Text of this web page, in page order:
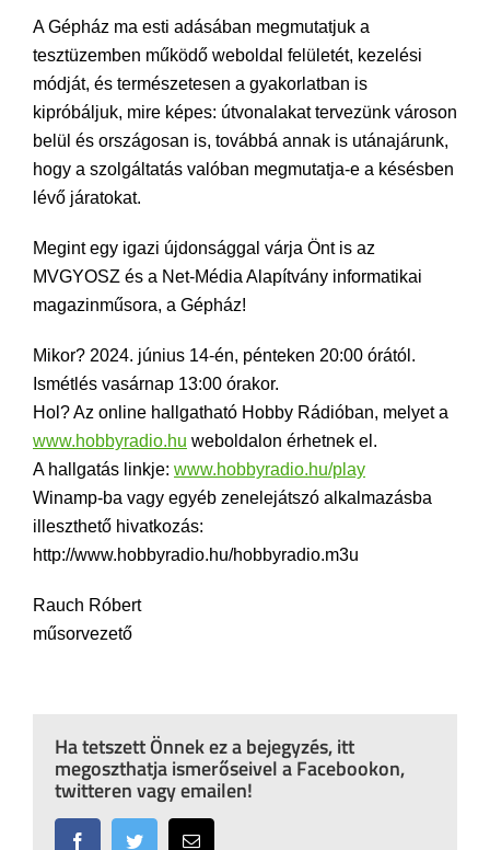
A Gépház ma esti adásában megmutatjuk a
tesztüzemben működő weboldal felületét, kezelési
módját, és természetesen a gyakorlatban is
kipróbáljuk, mire képes: útvonalakat tervezünk városon
belül és országosan is, továbbá annak is utánajárunk,
hogy a szolgáltatás valóban megmutatja-e a késésben
lévő járatokat.
Megint egy igazi újdonsággal várja Önt is az
MVGYOSZ és a Net-Média Alapítvány informatikai
magazinműsora, a Gépház!
Mikor? 2024. június 14-én, pénteken 20:00 órától.
Ismétlés vasárnap 13:00 órakor.
Hol? Az online hallgatható Hobby Rádióban, melyet a
www.hobbyradio.hu weboldalon érhetnek el.
A hallgatás linkje: www.hobbyradio.hu/play
Winamp-ba vagy egyéb zenelejátszó alkalmazásba
illeszthető hivatkozás:
http://www.hobbyradio.hu/hobbyradio.m3u
Rauch Róbert
műsorvezető
Ha tetszett Önnek ez a bejegyzés, itt
megoszthatja ismerőseivel a Facebookon,
twitteren vagy emailen!
FacebookTwitter Email: